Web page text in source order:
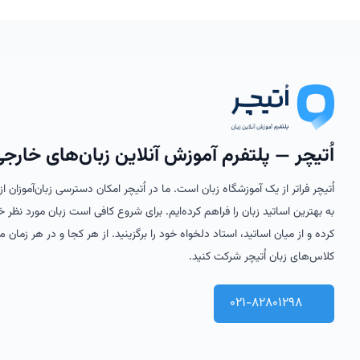
است. زبان ژاپنی در طولتاریخ خود تحت تأثیر زبان‌های چینی، کره‌ای و
چرا باید ژاپنی یاد بگیریم؟
دلایل متعددی برای یادگیری زبان ژاپنی وجود دارد که از جمله آنها
فرصت‌های شغلی:
ژاپن به عنوان سومین اقتصاد بزرگ دنیا، مقصدی جذاب برای بسیاری
گردشگری:
ژاپن با جاذبه‌های تاریخی و طبیعی بی‌نظیر، از جمله کوه فوجی،
ارتقای سطح فرهنگی:
زبان ژاپنی، زبانی غنی با تاریخ و ادبیات پربار است. یادگیری این
اُتیچر — پلتفرم آموزش آنلاین زبان‌های
اُتیچر فراتر از یک آموزشگاه زبان است. ما در اُتیچر امکان دسترسی زبان‌آموزان
به بهترین اساتید زبان را فراهم کرده‌ایم. برای شروع کافی است زبان مورد نظر
کرده و از میان اساتید، استاد دلخواه خود را برگزینید. از هر کجا و در هر زمان
کلاس‌های زبان اُتیچر شرکت کنید.
021-82801298